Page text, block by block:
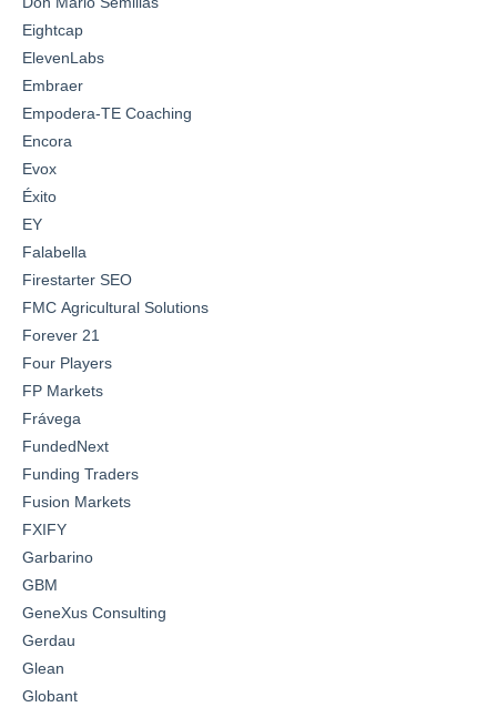
Eightcap
ElevenLabs
Embraer
Empodera-TE Coaching
Encora
Evox
Éxito
EY
Falabella
Firestarter SEO
FMC Agricultural Solutions
Forever 21
Four Players
FP Markets
Frávega
FundedNext
Funding Traders
Fusion Markets
FXIFY
Garbarino
GBM
GeneXus Consulting
Gerdau
Glean
Globant